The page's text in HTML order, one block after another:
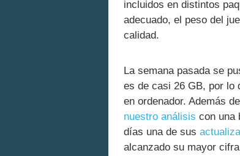
incluidos en distintos
adecuado, el peso del
calidad.
La semana pasada se
es de casi 26 GB, por lo
en ordenador. Además
nuestro análisis con una
días una de sus
alcanzado su mayor